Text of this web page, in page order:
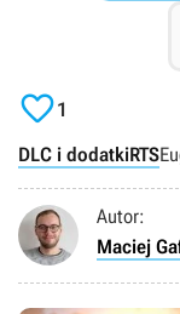
1
DLC i dodatkiRTS
Autor:
Maciej